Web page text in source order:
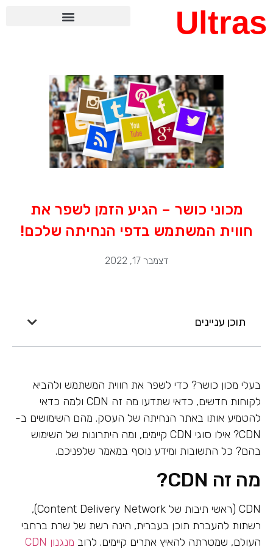
Ultras
מכוני כושר – הגיע הזמן לשפר את
חווית המשתמש בדפי הנחיתה שלכם!
דצמבר 17, 2022
תוכן עניינים
בעלי מכון כושר? כדי לשפר את חווית המשתמש ולהביא
לקוחות חדשים, כדאי שתדעו מה זה CDN ולמה כדאי
להטמיע אותו באתר הנחיתה של העסק. מהם השימושים ב-
CDN? אילו סוגי CDN קיימים, ומה היתרונות של השימוש
בהם? כל התשובות ומידע נוסף במאמר שלפניכם.
מה זה CDN?
CDN (ראשי תיבות של Content Delivery Network),
רשתות להעברת תוכן בעברית, הינה רשת של שרת ברחבי
העולם, שמטרתה להאיץ אתרים קיימים. לרוב מנגנון CDN